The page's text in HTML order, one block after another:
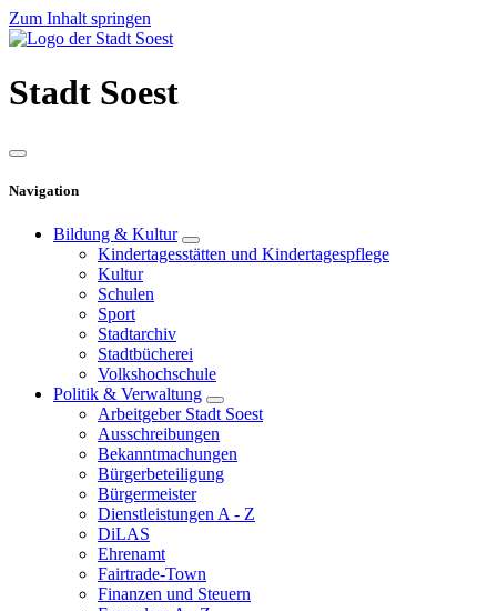
Zum Inhalt springen
Stadt Soest
Navigation
Bildung & Kultur
Kindertagesstätten und Kindertagespflege
Kultur
Schulen
Sport
Stadtarchiv
Stadtbücherei
Volkshochschule
Politik & Verwaltung
Arbeitgeber Stadt Soest
Ausschreibungen
Bekanntmachungen
Bürgerbeteiligung
Bürgermeister
Dienstleistungen A - Z
DiLAS
Ehrenamt
Fairtrade-Town
Finanzen und Steuern